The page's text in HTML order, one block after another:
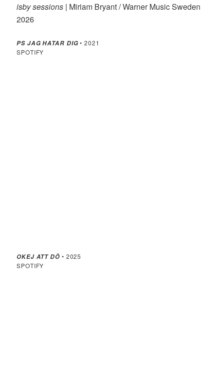
isby sessions | Miriam Bryant / Warner Music Sweden
2026
PS JAG HATAR DIG• 2021
SPOTIFY
OKEJ ATT DÖ• 2025
SPOTIFY